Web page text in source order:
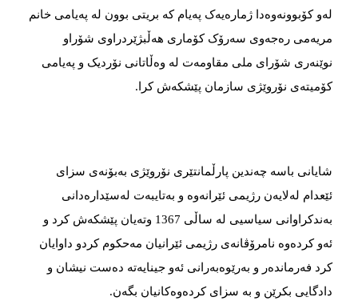
لەو کۆبوونەوەدا ژمارەیەک پەیام کە بریتی بوون لە پەیامی خانم
مریەمی رەجەوی سەرۆک کۆماری هەڵبژێردراوی شۆراو
نوێنەری شۆرای ملی مقاومەت لە وەڵاتانی نۆردیک و پەیامی
کۆمیتەی نۆروێژی سازمان پێشکەش کرا.
شایانی باسە چەندین پارڵمانتێری نۆروێژی بەبۆنەی سزای
ئێعدام لەلایەن رژیمی ئێرانەوە و بەتایبەت لەسێدارەدانی
بەندکراوانی سیاسیی لە ساڵی 1367 وتەیان پێشکەش کرد و
ئەو کردەوە نامرۆڤانەی رژیمی ئێرانیان مەحکوم کردو داوایان
کرد فەرماندەر و بەرێوەبەرانی ئەو جینایەتە دەست نیشان و
دادگایی بکرێن و بە سزای کردەوەکانیان بگەن.